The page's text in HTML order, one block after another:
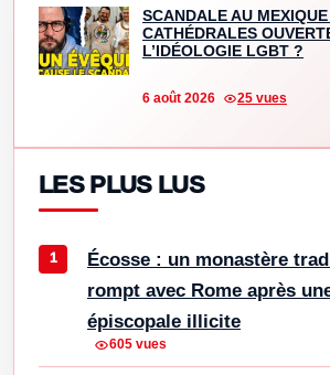
SCANDALE AU
CATHÉDRALES
L’IDÉOLOGIE LGBT ?
6 août 2026 25 vues
LES PLUS LUS
Écosse : un monastère
rompt avec Rome après
épiscopale illicite
605 vues